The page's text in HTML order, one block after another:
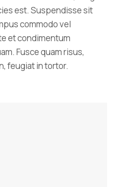
est. Suspendisse sit
commodo vel
et condimentum
Fusce quam risus,
feugiat in tortor.